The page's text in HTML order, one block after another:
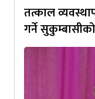
तत्काल
गर्ने